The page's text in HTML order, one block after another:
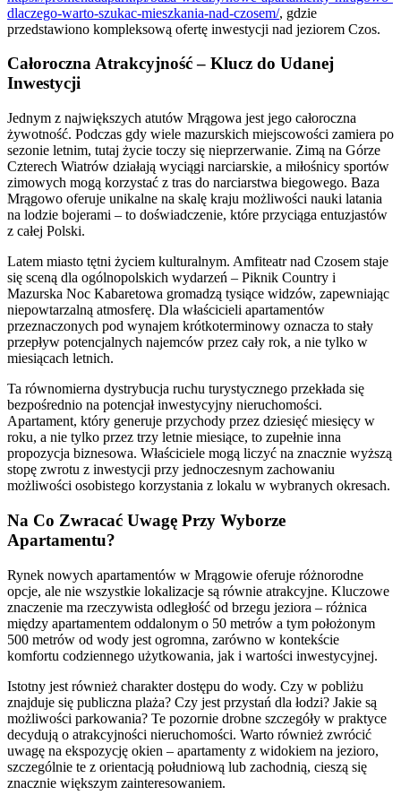
dlaczego-warto-szukac-mieszkania-nad-czosem/, gdzie
przedstawiono kompleksową ofertę inwestycji nad jeziorem Czos.
Całoroczna Atrakcyjność – Klucz do Udanej
Inwestycji
Jednym z największych atutów Mrągowa jest jego całoroczna
żywotność. Podczas gdy wiele mazurskich miejscowości zamiera po
sezonie letnim, tutaj życie toczy się nieprzerwanie. Zimą na Górze
Czterech Wiatrów działają wyciągi narciarskie, a miłośnicy sportów
zimowych mogą korzystać z tras do narciarstwa biegowego. Baza
Mrągowo oferuje unikalne na skalę kraju możliwości nauki latania
na lodzie bojerami – to doświadczenie, które przyciąga entuzjastów
z całej Polski.
Latem miasto tętni życiem kulturalnym. Amfiteatr nad Czosem staje
się sceną dla ogólnopolskich wydarzeń – Piknik Country i
Mazurska Noc Kabaretowa gromadzą tysiące widzów, zapewniając
niepowtarzalną atmosferę. Dla właścicieli apartamentów
przeznaczonych pod wynajem krótkoterminowy oznacza to stały
przepływ potencjalnych najemców przez cały rok, a nie tylko w
miesiącach letnich.
Ta równomierna dystrybucja ruchu turystycznego przekłada się
bezpośrednio na potencjał inwestycyjny nieruchomości.
Apartament, który generuje przychody przez dziesięć miesięcy w
roku, a nie tylko przez trzy letnie miesiące, to zupełnie inna
propozycja biznesowa. Właściciele mogą liczyć na znacznie wyższą
stopę zwrotu z inwestycji przy jednoczesnym zachowaniu
możliwości osobistego korzystania z lokalu w wybranych okresach.
Na Co Zwracać Uwagę Przy Wyborze
Apartamentu?
Rynek nowych apartamentów w Mrągowie oferuje różnorodne
opcje, ale nie wszystkie lokalizacje są równie atrakcyjne. Kluczowe
znaczenie ma rzeczywista odległość od brzegu jeziora – różnica
między apartamentem oddalonym o 50 metrów a tym położonym
500 metrów od wody jest ogromna, zarówno w kontekście
komfortu codziennego użytkowania, jak i wartości inwestycyjnej.
Istotny jest również charakter dostępu do wody. Czy w pobliżu
znajduje się publiczna plaża? Czy jest przystań dla łodzi? Jakie są
możliwości parkowania? Te pozornie drobne szczegóły w praktyce
decydują o atrakcyjności nieruchomości. Warto również zwrócić
uwagę na ekspozycję okien – apartamenty z widokiem na jezioro,
szczególnie te z orientacją południową lub zachodnią, cieszą się
znacznie większym zainteresowaniem.